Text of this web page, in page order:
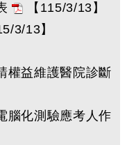
【115/3/13】
3/13】
權益維護醫院診斷
腦化測驗應考人作